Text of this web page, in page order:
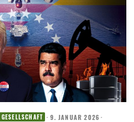
· 9. JANUAR 2026 ·